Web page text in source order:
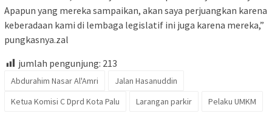
Apapun yang mereka sampaikan, akan saya perjuangkan karena
keberadaan kami di lembaga legislatif ini juga karena mereka,”
pungkasnya.zal
jumlah pengunjung: 213
Abdurahim Nasar Al'Amri
Jalan Hasanuddin
Ketua Komisi C Dprd Kota Palu
Larangan parkir Pelaku UMKM